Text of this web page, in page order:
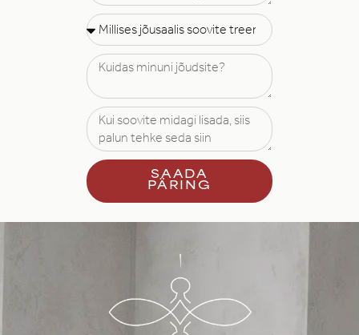
SAADA
PÄRING